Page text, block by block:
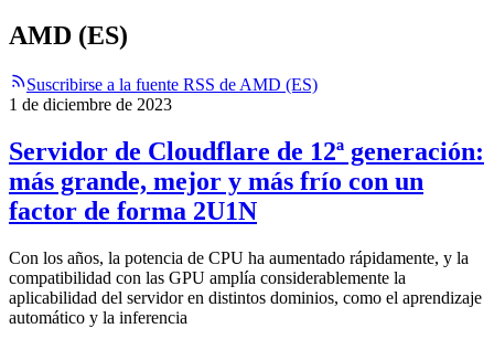
AMD (ES)
Suscribirse a la fuente RSS de AMD (ES)
1 de diciembre de 2023
Servidor de Cloudflare de 12ª generación:
más grande, mejor y más frío con un
factor de forma 2U1N
Con los años, la potencia de CPU ha aumentado rápidamente, y la
compatibilidad con las GPU amplía considerablemente la
aplicabilidad del servidor en distintos dominios, como el aprendizaje
automático y la inferencia